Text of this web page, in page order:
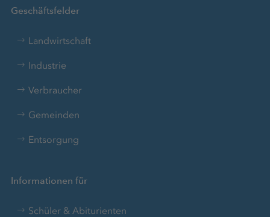
Geschäftsfelder
Landwirtschaft
Industrie
Verbraucher
Gemeinden
Entsorgung
Informationen für
Schüler & Abiturienten